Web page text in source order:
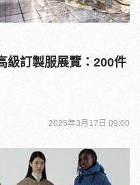
級訂製服展覽：200件
2025年3月17日 09:00